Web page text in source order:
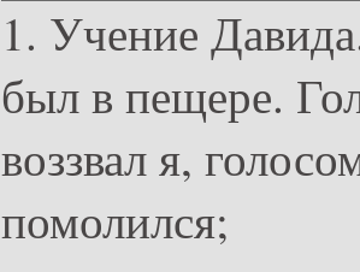
1. Учение
был в пещере.
воззвал я,
помолился;